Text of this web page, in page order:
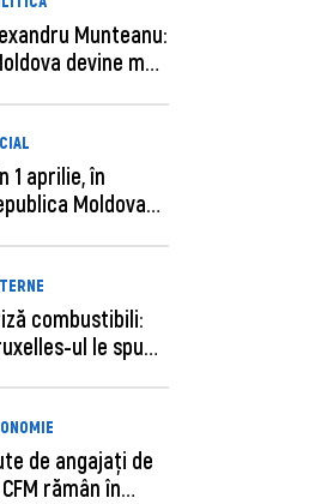
Munteanu:
devine mai
1 aprilie, în
Moldova
combustibili:
ul le spune
de angajaţi de
rămân în